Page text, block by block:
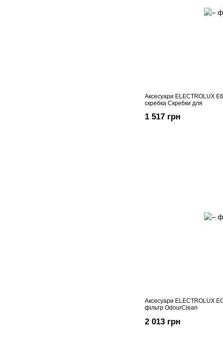
Аксесуари ELECTROLUX
скребка Скребки для
1 517 грн
Аксесуари ELECTROLUX
фільтр OdourClean
2 013 грн